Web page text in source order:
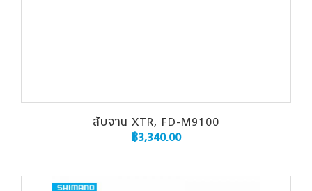
สับจาน XTR, FD-M9100
฿3,340.00